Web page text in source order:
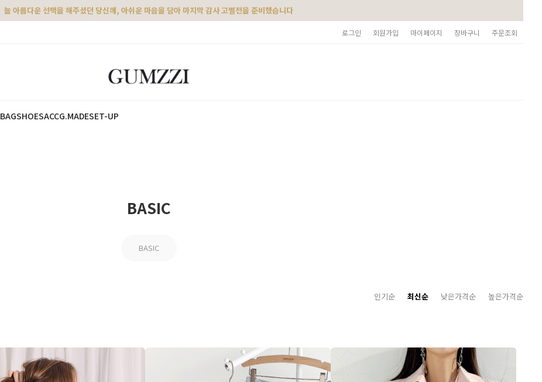
늘 아름다운 선택을 해주셨던 당신께, 아쉬운 마음을 담아 마지막 감사 고별전을 준비했습니다
로그인 회원가입 마이페이지 장바구니 주문조회
BAGSHOESACCG.MADESET-UP
BASIC
BASIC
인기순 최신순 낮은가격순 높은가격순